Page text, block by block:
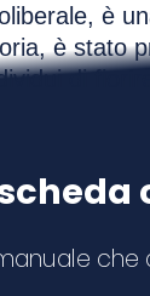
è
è stato
di